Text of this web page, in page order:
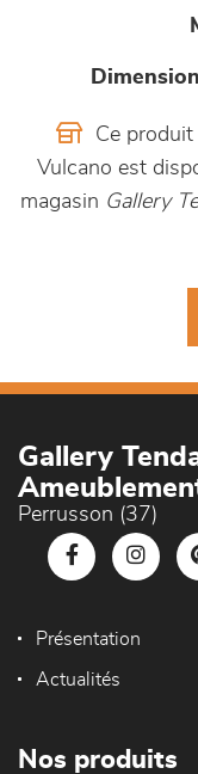
Ce produit
Vulcano est
magasin Gallery
Gallery
Perrusson (37)
Présentation
Actualités
Nos produits